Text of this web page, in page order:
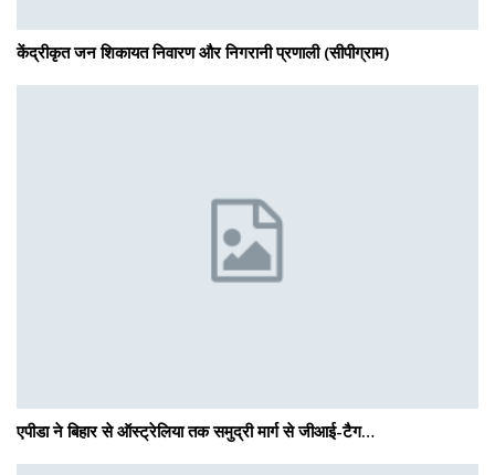
केंद्रीकृत जन शिकायत निवारण और निगरानी प्रणाली (सीपीग्राम)
एपीडा ने बिहार से ऑस्ट्रेलिया तक समुद्री मार्ग से जीआई-टैग…